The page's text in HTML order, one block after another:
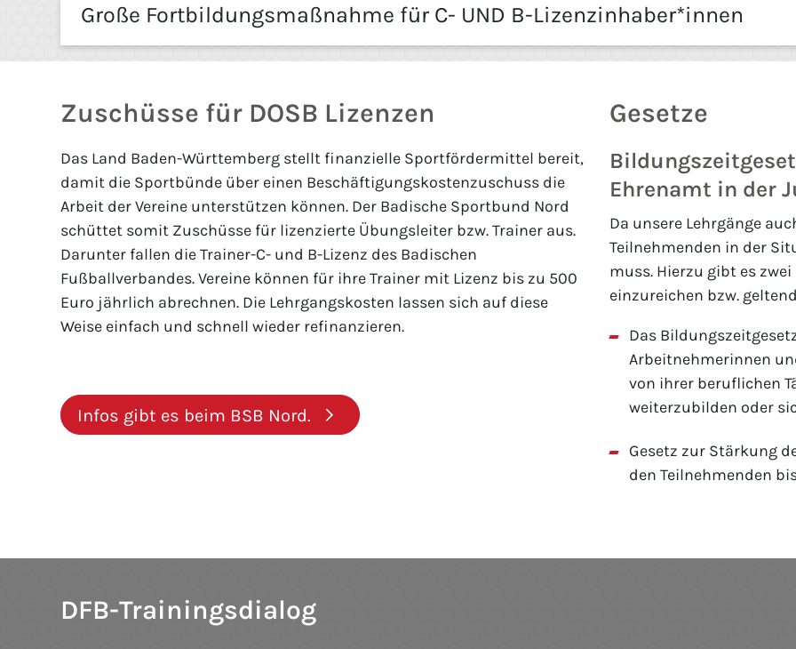
Große Fortbildungsmaßnahme für C- UND B-Lizenzinhaber*innen
Zuschüsse für DOSB Lizenzen
Das Land Baden-Württemberg stellt finanzielle Sportfördermittel bereit,
damit die Sportbünde über einen Beschäftigungskostenzuschuss die
Arbeit der Vereine unterstützen können. Der Badische Sportbund Nord
schüttet somit Zuschüsse für lizenzierte Übungsleiter bzw. Trainer aus.
Darunter fallen die Trainer-C- und B-Lizenz des Badischen
Fußballverbandes. Vereine können für ihre Trainer mit Lizenz bis zu 500
Euro jährlich abrechnen. Die Lehrgangskosten lassen sich auf diese
Weise einfach und schnell wieder refinanzieren.
Infos gibt es beim BSB Nord.
Gesetze
Ehrenamt in der
Da unsere Lehrgänge
Teilnehmenden in der
muss. Hierzu gibt es
einzureichen bzw.
Das
Arbeitnehmerinnen
von ihrer beruflichen
weiterzubilden oder
Gesetz zur Stärkung
den Teilnehmenden
DFB-Trainingsdialog